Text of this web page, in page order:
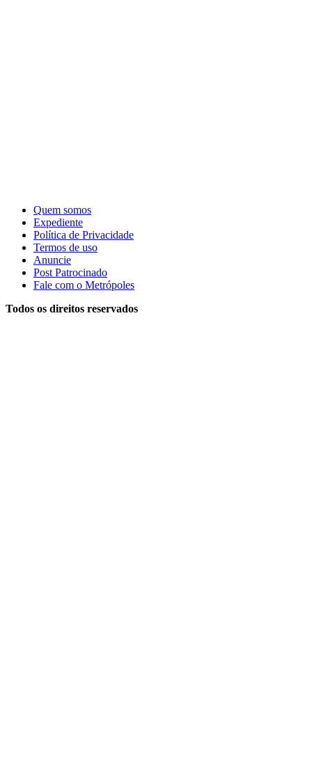
Quem somos
Expediente
Política de Privacidade
Termos de uso
Anuncie
Post Patrocinado
Fale com o Metrópoles
Todos os direitos reservados